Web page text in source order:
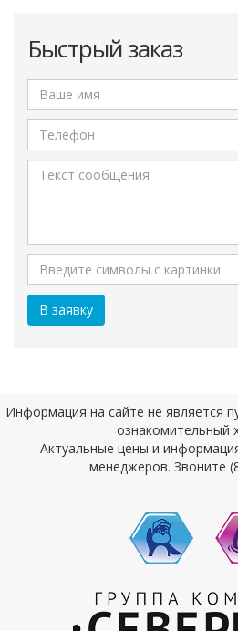
Быстрый заказ
Информация на сайте не является
ознакомительный
Актуальные цены и
менеджеров. Звоните